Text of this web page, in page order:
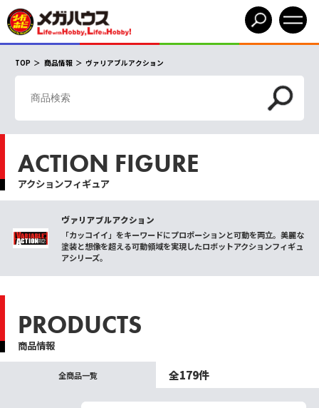
TOP 商品情報 ヴァリアブルアクション
ACTION FIGURE
アクションフィギュア
ヴァリアブルアクション
「カッコイイ」をキーワードにプロポーションと可動を両立。美麗な
塗装と想像を超える可動領域を実現したロボットアクションフィギュ
アシリーズ。
PRODUCTS
商品情報
全商品一覧 全179件